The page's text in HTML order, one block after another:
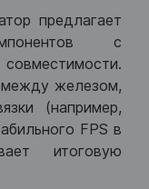
предлагает
с
железом,
(например,
FPS в
итоговую